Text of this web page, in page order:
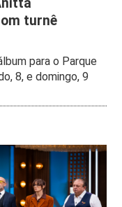
turnê
para o Parque
8, e domingo, 9